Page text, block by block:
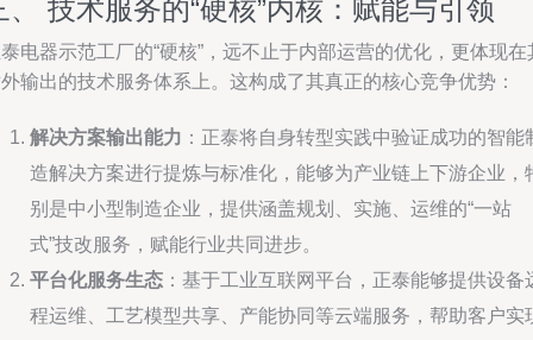
、 技术服务的“硬核”内核：赋能与引领
电器示范工厂的“硬核”，远不止于内部运营的优化，更体现在
输出的技术服务体系上。这构成了其真正的核心竞争优势：
解决方案输出能力 ：正泰将自身转型实践中验证成功的智能
造解决方案进行提炼与标准化，能够为产业链上下游企业，
别是中小型制造企业，提供涵盖规划、实施、运维的“一站
式”技改服务，赋能行业共同进步。
平台化服务生态 ：基于工业互联网平台，正泰能够提供设备
程运维、工艺模型共享、产能协同等云端服务，帮助客户实